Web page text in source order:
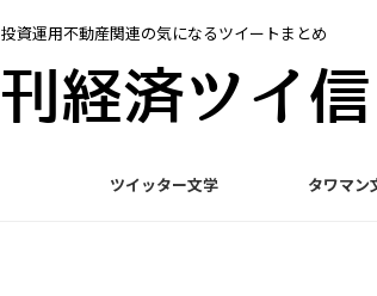
投資運用不動産関連の気になるツイートまとめ
ツイッター文学 タワマン